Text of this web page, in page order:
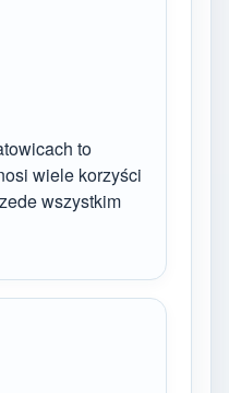
to
wiele korzyści
wszystkim